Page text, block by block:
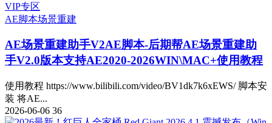
VIP专区
AE脚本场景重建
AE场景重建助手V2AE脚本-后期帮AE场景重建助
手V2.0版本支持AE2020-2026WIN\MAC+使用教程
使用教程 https://www.bilibili.com/video/BV1dk7k6xEWS/ 脚本安
装 将AE...
2026-06-06 36